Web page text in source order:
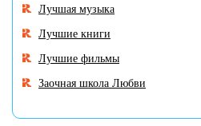
Лучшая музыка
Лучшие книги
Лучшие фильмы
Заочная школа Любви